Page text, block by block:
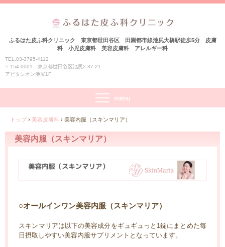
ふるはた皮ふ科クリニック 東京都世田谷区 田園都市線池尻大橋駅徒歩5分 皮膚
科 小児皮膚科 美容皮膚科 アレルギー科
TEL.03-3795-4112
〒154-0001 東京都世田谷区池尻2-37-21
アビタシオン池尻1F
トップ › 美容皮膚科 › 美容内服（スキンマリア）
美容内服（スキンマリア）
○オールインワン美容内服（スキンマリア）
スキンマリアは以下の美容成分をギュギュっと1錠にまとめた毎
日摂取しやすい美容内服サプリメントとなっています。